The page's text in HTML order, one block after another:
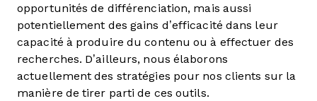
opportunités de différenciation, mais aussi
potentiellement des gains d’efficacité dans leur
capacité à produire du contenu ou à effectuer des
recherches. D’ailleurs, nous élaborons
actuellement des stratégies pour nos clients sur la
manière de tirer parti de ces outils.